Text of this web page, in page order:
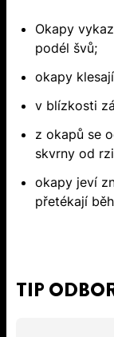
Okapy
podél švů;
okapy
v blízkosti
z okapů se
skvrny od
okapy jeví
přetékají
TIP